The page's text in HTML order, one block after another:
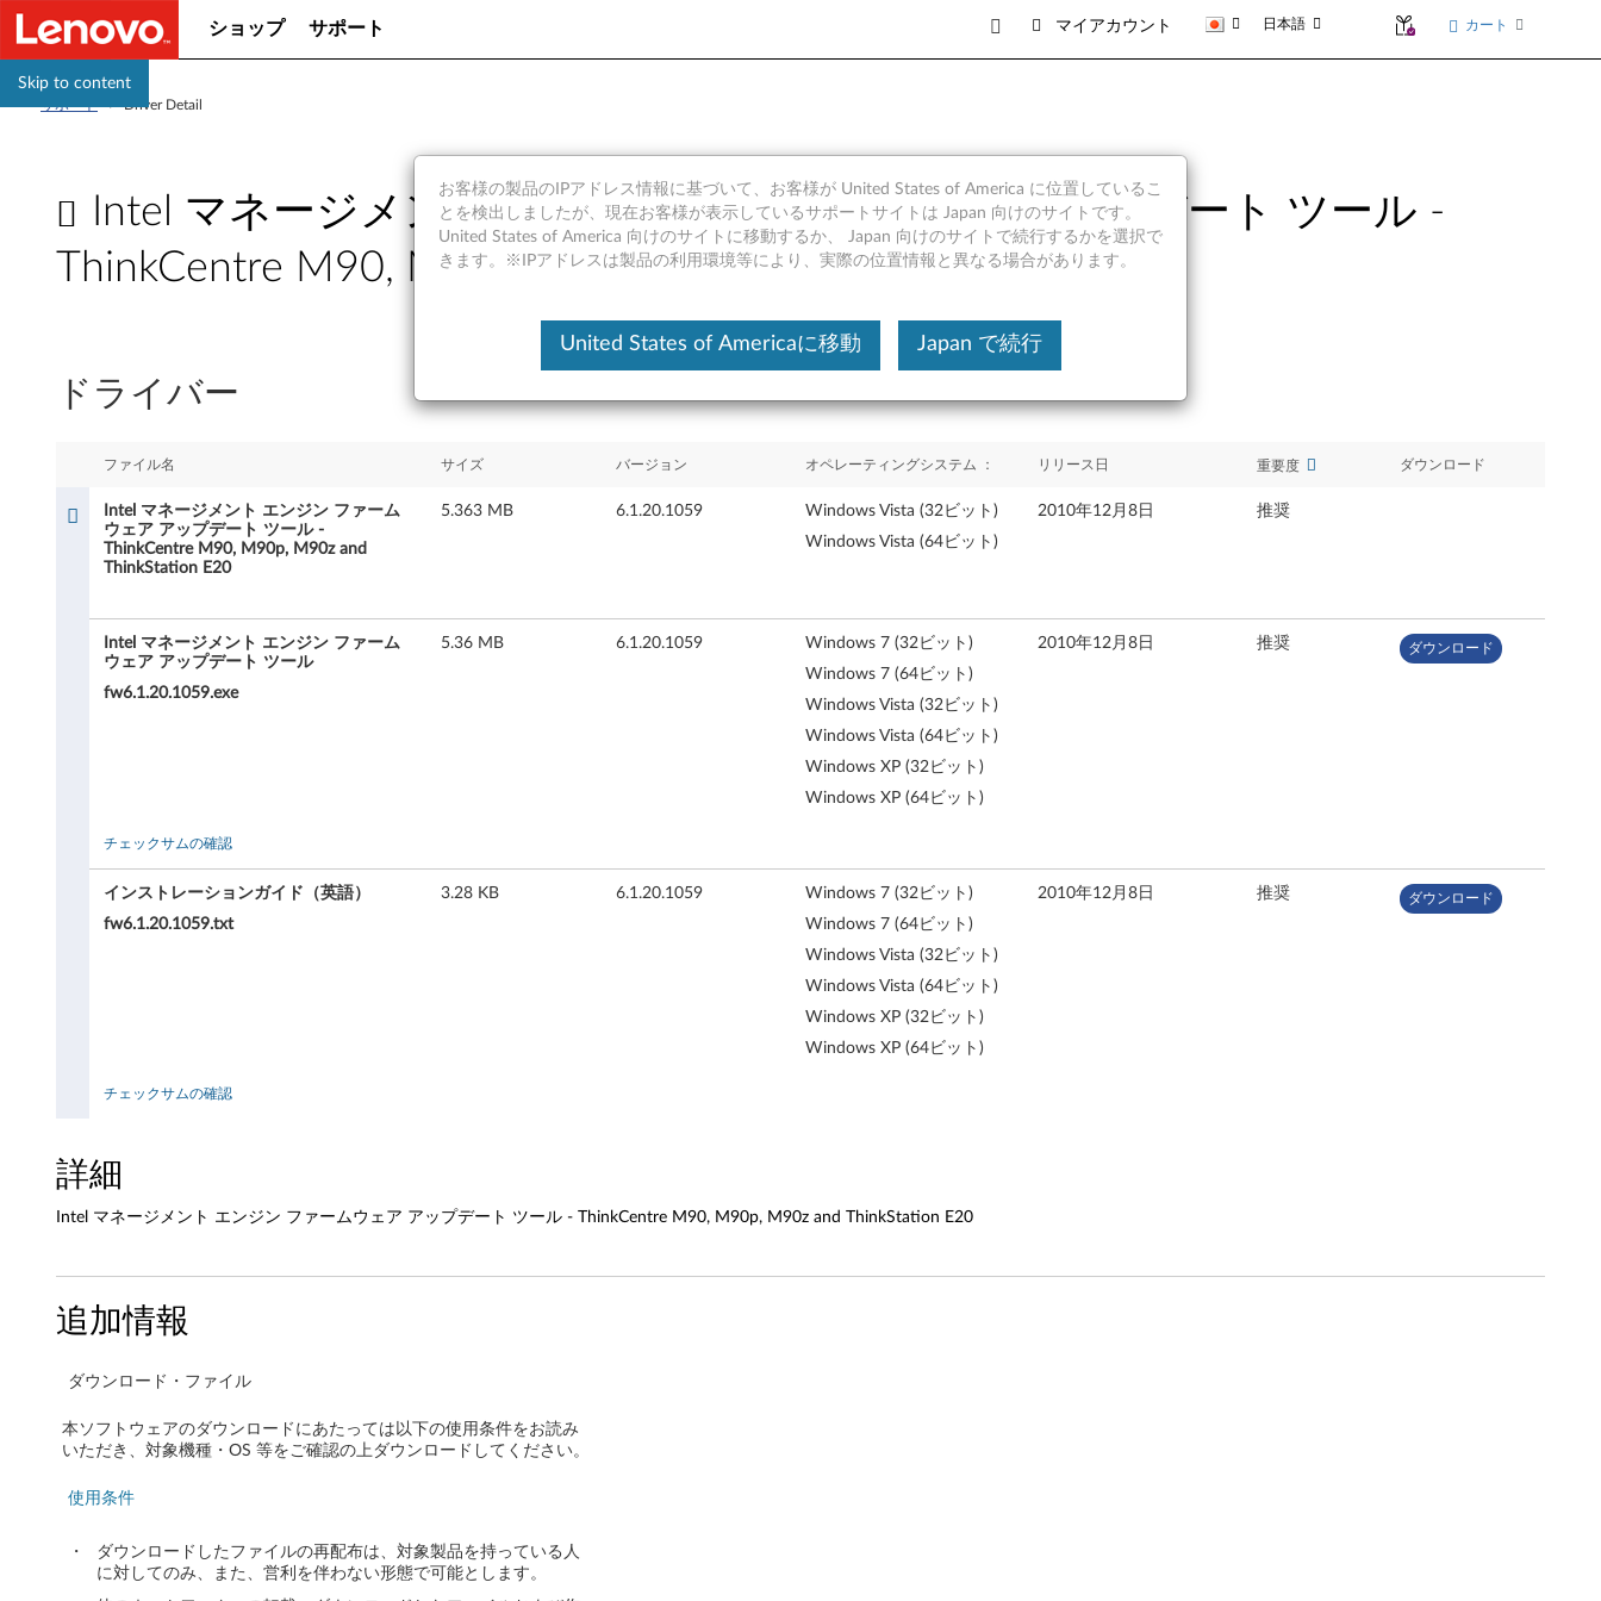
Skip to content
ショップ サポート マイアカウント 日本語 カート
サポート >Driver Detail
Intel マネージメント エンジン ファームウェア アップデート ツール -
ThinkCentre M90, M90p, M90z and ThinkStation E20
t
エ
ー
ム
ェ
ア
ア
ッ
ー
ドライバー
ファイル名 サイズ バージョン オペレーティングシステム ： リリース日 重要度 ダウンロード
Intel マネージメント エンジン ファーム
ウェア アップデート ツール -
ThinkCentre M90, M90p, M90z and
ThinkStation E20
5.363 MB 6.1.20.1059
Windows Vista (32ビット)
Windows Vista (64ビット)
2010年12月8日 推奨
Intel マネージメント エンジン ファーム
ウェア アップデート ツール
fw6.1.20.1059.exe
5.36 MB 6.1.20.1059
Windows 7 (32ビット)
Windows 7 (64ビット)
Windows Vista (32ビット)
Windows Vista (64ビット)
Windows XP (32ビット)
Windows XP (64ビット)
2010年12月8日 推奨 ダウンロード
チェックサムの確認
インストレーションガイド（英語）
fw6.1.20.1059.txt
3.28 KB 6.1.20.1059
Windows 7 (32ビット)
Windows 7 (64ビット)
Windows Vista (32ビット)
Windows Vista (64ビット)
Windows XP (32ビット)
Windows XP (64ビット)
2010年12月8日 推奨 ダウンロード
チェックサムの確認
詳細
Intel マネージメント エンジン ファームウェア アップデート ツール - ThinkCentre M90, M90p, M90z and ThinkStation E20
追加情報
ダウンロード・ファイル
本ソフトウェアのダウンロードにあたっては以下の使用条件をお読み
いただき、対象機種・OS 等をご確認の上ダウンロードしてください。
使用条件
・
ダウンロードしたファイルの再配布は、対象製品を持っている人
に対してのみ、また、営利を伴わない形態で可能とします。
お客様の製品のIPアドレス情報に基づいて、お客様が United States of America に位置しているこ
とを検出しましたが、現在お客様が表示しているサポートサイトは Japan 向けのサイトです。
United States of America 向けのサイトに移動するか、 Japan 向けのサイトで続行するかを選択で
きます。※IPアドレスは製品の利用環境等により、実際の位置情報と異なる場合があります。
United States of Americaに移動 Japan で続行